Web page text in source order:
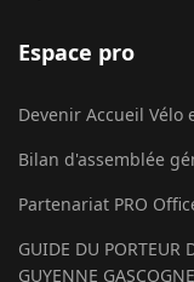
Espace pro
Devenir Accueil Vélo
Bilan d'assemblée
Partenariat PRO
GUIDE DU PORTEUR
GUYENNE GASCOGNE